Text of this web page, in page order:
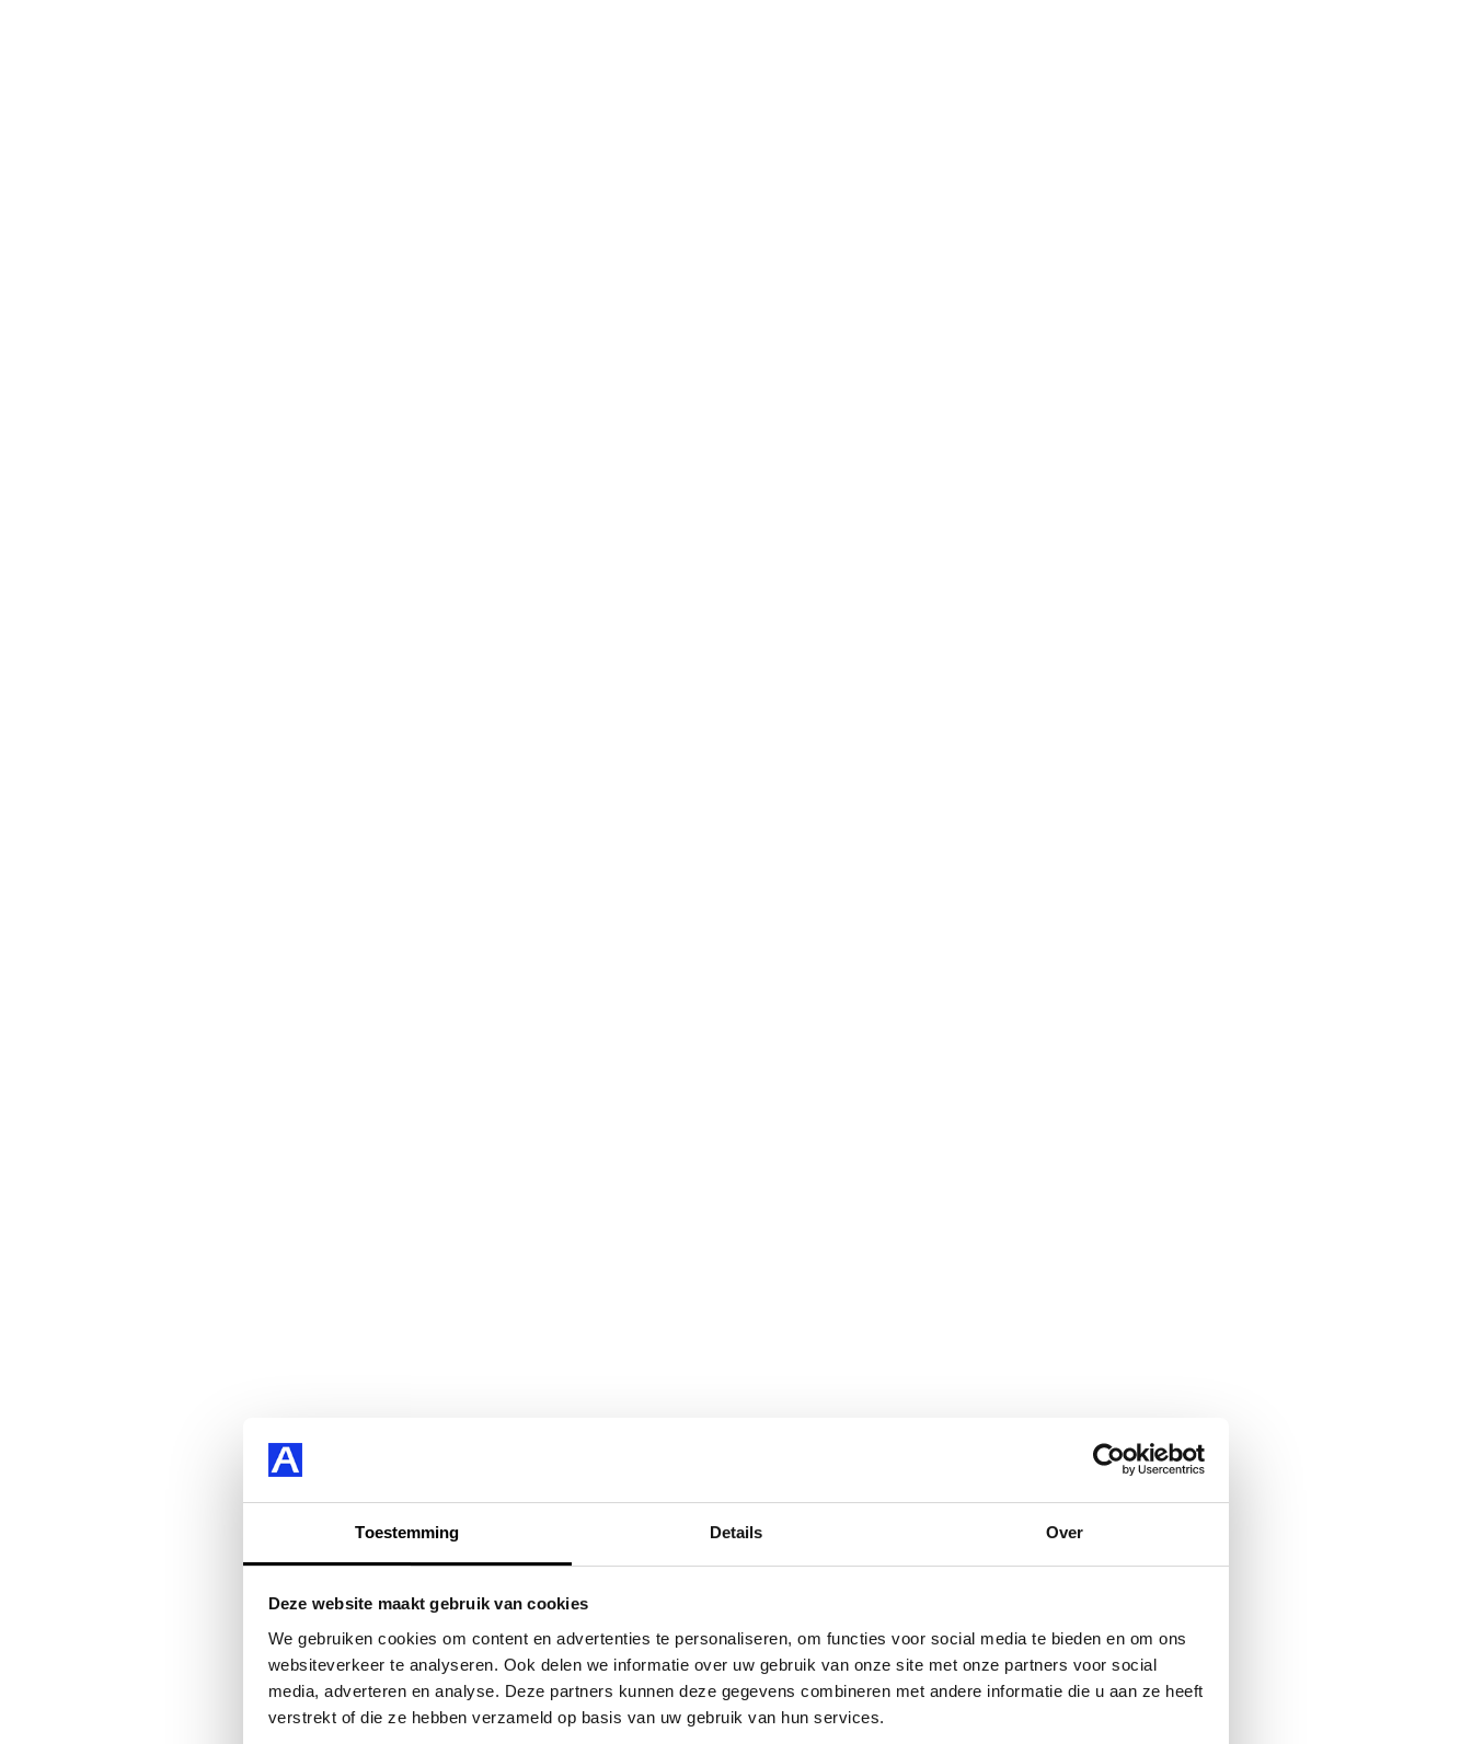
Toestemming Details Over
Deze website maakt gebruik van cookies
We gebruiken cookies om content en advertenties te personaliseren, om functies voor social media te bieden en om ons
websiteverkeer te analyseren. Ook delen we informatie over uw gebruik van onze site met onze partners voor social
media, adverteren en analyse. Deze partners kunnen deze gegevens combineren met andere informatie die u aan ze heeft
verstrekt of die ze hebben verzameld op basis van uw gebruik van hun services.